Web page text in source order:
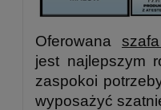
Oferowana
jest najlepszym
zaspokoi
wyposażyć